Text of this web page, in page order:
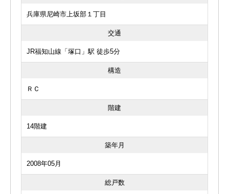
兵庫県尼崎市上坂部１丁目
交通
JR福知山線「塚口」駅 徒歩5分
構造
ＲＣ
階建
14階建
築年月
2008年05月
総戸数